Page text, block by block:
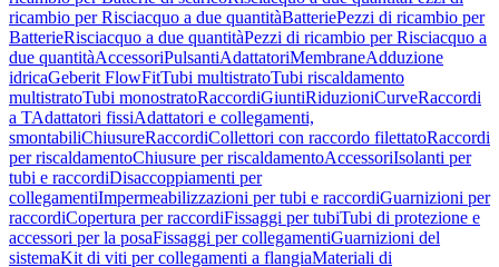
ricambio per Risciacquo a due quantitàBatteriePezzi di ricambio per
BatterieRisciacquo a due quantitàPezzi di ricambio per Risciacquo a
due quantitàAccessoriPulsantiAdattatoriMembraneAdduzione
idricaGeberit FlowFitTubi multistratoTubi riscaldamento
multistratoTubi monostratoRaccordiGiuntiRiduzioniCurveRaccordi
a TAdattatori fissiAdattatori e collegamenti,
smontabiliChiusureRaccordiCollettori con raccordo filettatoRaccordi
per riscaldamentoChiusure per riscaldamentoAccessoriIsolanti per
tubi e raccordiDisaccoppiamenti per
collegamentiImpermeabilizzazioni per tubi e raccordiGuarnizioni per
raccordiCopertura per raccordiFissaggi per tubiTubi di protezione e
accessori per la posaFissaggi per collegamentiGuarnizioni del
sistemaKit di viti per collegamenti a flangiaMateriali di